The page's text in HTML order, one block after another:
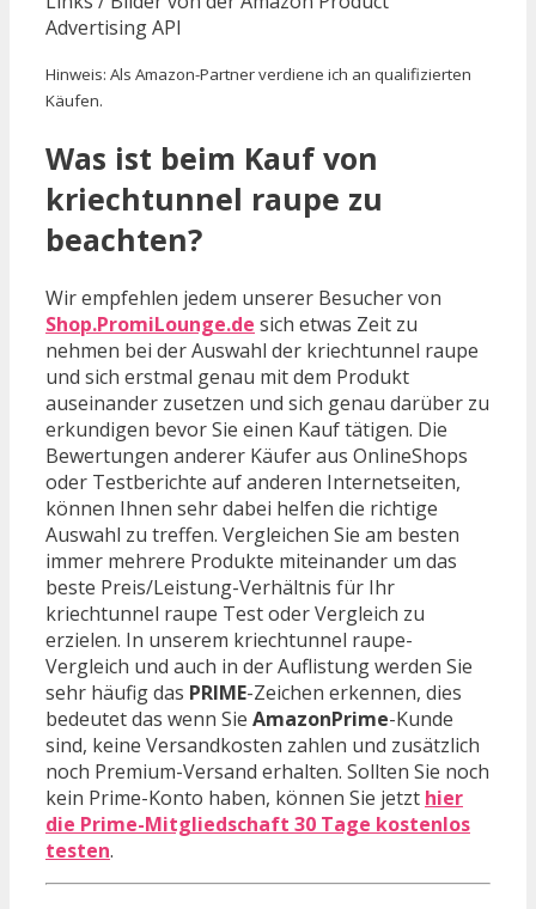
Advertising API
Hinweis: Als Amazon-Partner verdiene ich an qualifizierten
Käufen.
Was ist beim Kauf von
kriechtunnel raupe zu
beachten?
Wir empfehlen jedem unserer Besucher von
Shop.PromiLounge.de sich etwas Zeit zu
nehmen bei der Auswahl der kriechtunnel raupe
und sich erstmal genau mit dem Produkt
auseinander zusetzen und sich genau darüber zu
erkundigen bevor Sie einen Kauf tätigen. Die
Bewertungen anderer Käufer aus OnlineShops
oder Testberichte auf anderen Internetseiten,
können Ihnen sehr dabei helfen die richtige
Auswahl zu treffen. Vergleichen Sie am besten
immer mehrere Produkte miteinander um das
beste Preis/Leistung-Verhältnis für Ihr
kriechtunnel raupe Test oder Vergleich zu
erzielen. In unserem kriechtunnel raupe-
Vergleich und auch in der Auflistung werden Sie
sehr häufig das PRIME-Zeichen erkennen, dies
bedeutet das wenn Sie AmazonPrime-Kunde
sind, keine Versandkosten zahlen und zusätzlich
noch Premium-Versand erhalten. Sollten Sie noch
kein Prime-Konto haben, können Sie jetzt hier
die Prime-Mitgliedschaft 30 Tage kostenlos
testen.